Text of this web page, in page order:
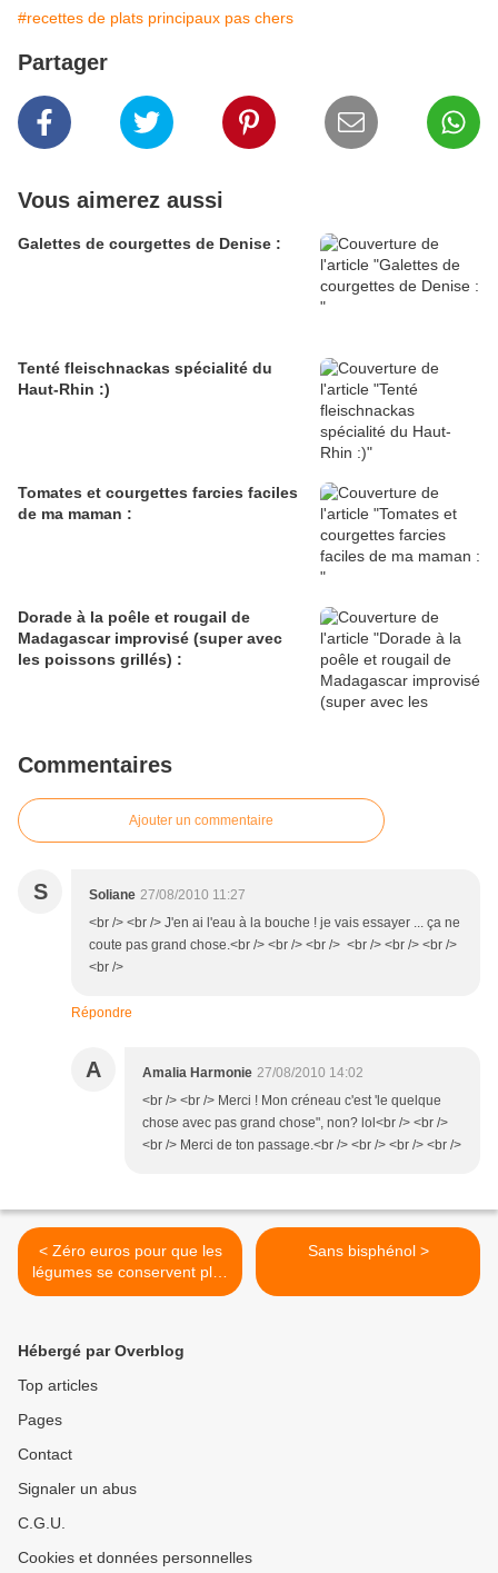
#recettes de plats principaux pas chers
Partager
Vous aimerez aussi
Galettes de courgettes de Denise :
Tenté fleischnackas spécialité du
Haut-Rhin :)
Tomates et courgettes farcies faciles
de ma maman :
Dorade à la poêle et rougail de
Madagascar improvisé (super avec
les poissons grillés) :
Commentaires
Ajouter un commentaire
S Soliane 27/08/2010 11:27
<br /> <br /> J'en ai l'eau à la bouche ! je vais essayer ... ça ne
coute pas grand chose.<br /> <br /> <br /> <br /> <br /> <br />
<br />
Répondre
A Amalia Harmonie 27/08/2010 14:02
<br /> <br /> Merci ! Mon créneau c'est 'le quelque
chose avec pas grand chose", non? lol<br /> <br />
<br /> Merci de ton passage.<br /> <br /> <br /> <br />
< Zéro euros pour que les
légumes se conservent plus
longtemps au frigo,
Sans bisphénol >
Hébergé par Overblog
Top articles
Pages
Contact
Signaler un abus
C.G.U.
Cookies et données personnelles